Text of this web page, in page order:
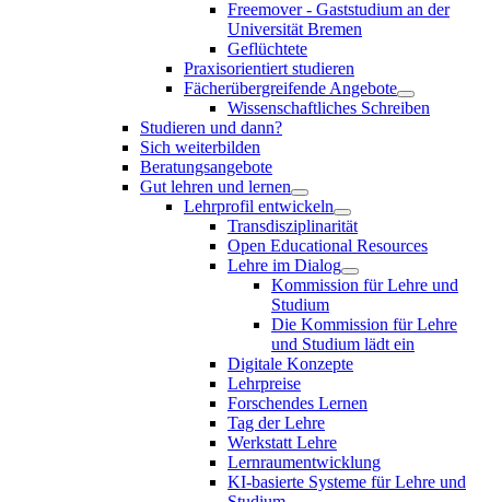
Freemover - Gaststudium an der
Universität Bremen
Geflüchtete
Praxisorientiert studieren
Fächerübergreifende Angebote
Wissenschaftliches Schreiben
Studieren und dann?
Sich weiterbilden
Beratungsangebote
Gut lehren und lernen
Lehrprofil entwickeln
Transdisziplinarität
Open Educational Resources
Lehre im Dialog
Kommission für Lehre und
Studium
Die Kommission für Lehre
und Studium lädt ein
Digitale Konzepte
Lehrpreise
Forschendes Lernen
Tag der Lehre
Werkstatt Lehre
Lernraumentwicklung
KI-basierte Systeme für Lehre und